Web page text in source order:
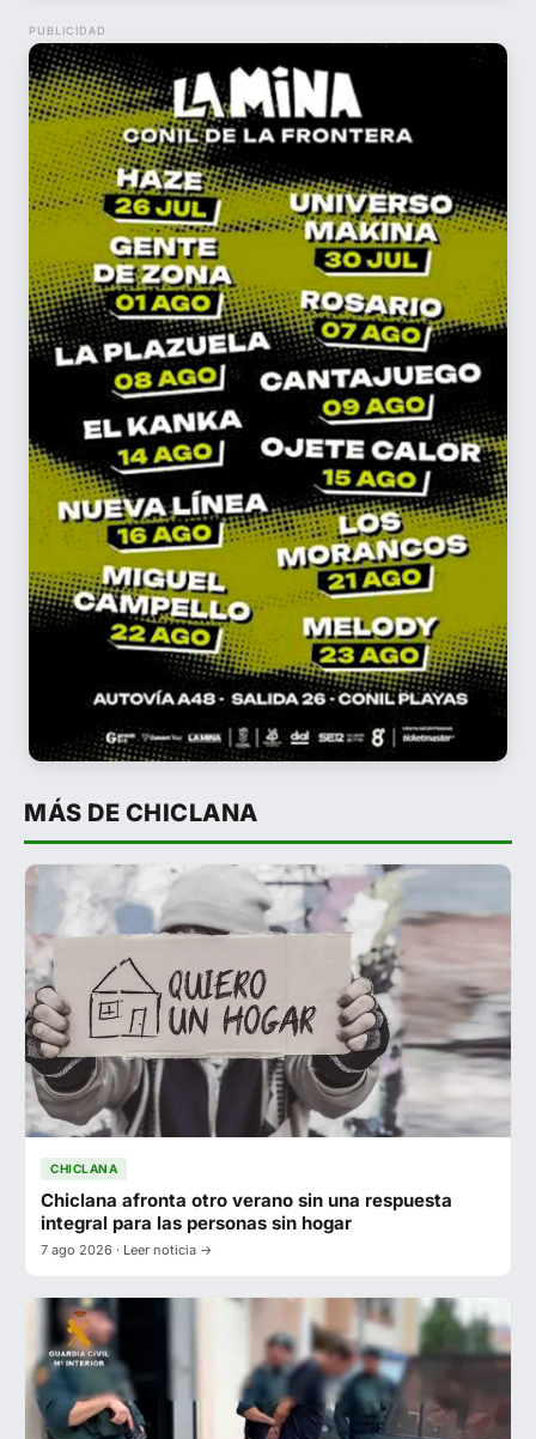
PUBLICIDAD
MÁS DE CHICLANA
CHICLANA
Chiclana afronta otro verano sin una respuesta
integral para las personas sin hogar
7 ago 2026 · Leer noticia →